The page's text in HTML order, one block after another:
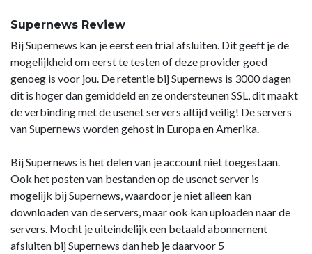
Supernews Review
Bij Supernews kan je eerst een trial afsluiten. Dit geeft je de
mogelijkheid om eerst te testen of deze provider goed
genoeg is voor jou. De retentie bij Supernews is 3000 dagen
dit is hoger dan gemiddeld en ze ondersteunen SSL, dit maakt
de verbinding met de usenet servers altijd veilig! De servers
van Supernews worden gehost in Europa en Amerika.
Bij Supernews is het delen van je account niet toegestaan.
Ook het posten van bestanden op de usenet server is
mogelijk bij Supernews, waardoor je niet alleen kan
downloaden van de servers, maar ook kan uploaden naar de
servers. Mocht je uiteindelijk een betaald abonnement
afsluiten bij Supernews dan heb je daarvoor 5